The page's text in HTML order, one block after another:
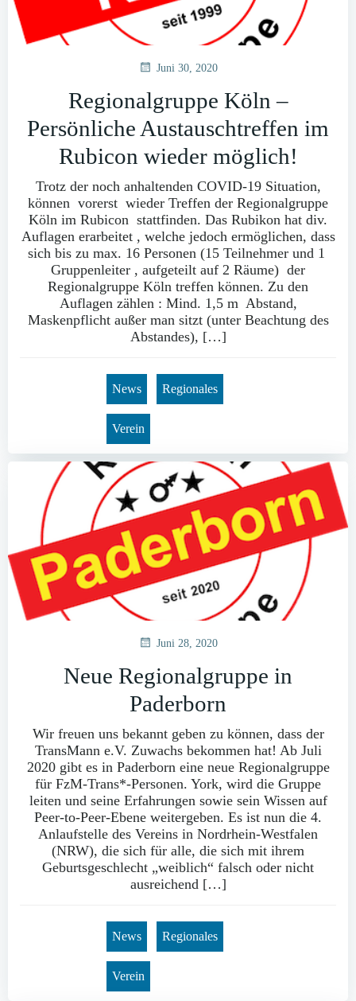
Juni 30, 2020
Regionalgruppe Köln –
Persönliche Austauschtreffen im
Rubicon wieder möglich!
Trotz der noch anhaltenden COVID-19 Situation,
können vorerst wieder Treffen der Regionalgruppe
Köln im Rubicon stattfinden. Das Rubikon hat div.
Auflagen erarbeitet , welche jedoch ermöglichen, dass
sich bis zu max. 16 Personen (15 Teilnehmer und 1
Gruppenleiter , aufgeteilt auf 2 Räume) der
Regionalgruppe Köln treffen können. Zu den
Auflagen zählen : Mind. 1,5 m Abstand,
Maskenpflicht außer man sitzt (unter Beachtung des
Abstandes), […]
News Regionales
Verein
Juni 28, 2020
Neue Regionalgruppe in
Paderborn
Wir freuen uns bekannt geben zu können, dass der
TransMann e.V. Zuwachs bekommen hat! Ab Juli
2020 gibt es in Paderborn eine neue Regionalgruppe
für FzM-Trans*-Personen. York, wird die Gruppe
leiten und seine Erfahrungen sowie sein Wissen auf
Peer-to-Peer-Ebene weitergeben. Es ist nun die 4.
Anlaufstelle des Vereins in Nordrhein-Westfalen
(NRW), die sich für alle, die sich mit ihrem
Geburtsgeschlecht „weiblich“ falsch oder nicht
ausreichend […]
News Regionales
Verein